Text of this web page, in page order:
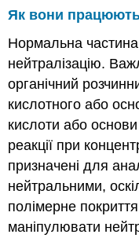
Як вони
Нормальна
нейтралізацію.
органічний
кислотного або
кислоти або
реакції при
призначені для
нейтральними,
полімерне
маніпулювати